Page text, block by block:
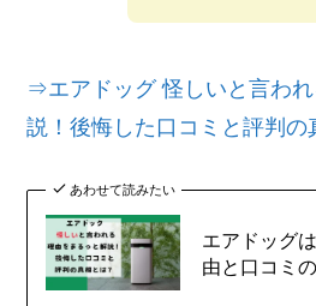
⇒エアドッグ 怪しいと言わ
説！後悔した口コミと評判の
あわせて読みたい
エアドッグ
由と口コミ